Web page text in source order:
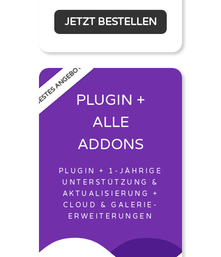
JETZT BESTELLEN
BESTES ANGEBOTPLUGIN +
ALLE
ADDONS
PLUGIN + 1-JÄHRIGE
UNTERSTÜTZUNG &
AKTUALISIERUNG +
CLOUD & GALERIE-
ERWEITERUNGEN